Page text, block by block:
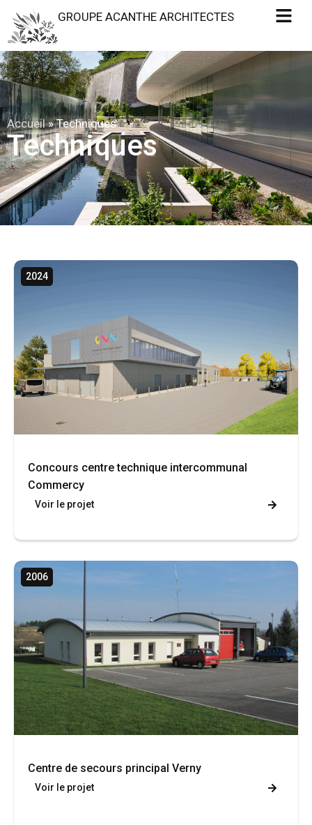
GROUPE ACANTHE ARCHITECTES
Accueil»Techniques
Techniques
2024
Concours centre technique intercommunal
Commercy
Voir le projet
2006
Centre de secours principal Verny
Voir le projet